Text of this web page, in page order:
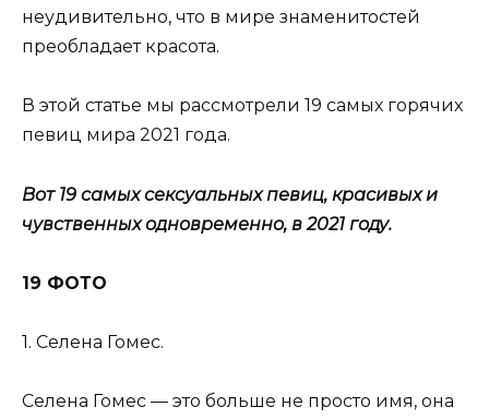
неудивительно, что в мире знаменитостей
преобладает красота.
В этой статье мы рассмотрели 19 самых горячих
певиц мира 2021 года.
Вот 19 самых сексуальных певиц, красивых и
чувственных одновременно, в 2021 году.
19 ФОТО
1. Селена Гомес.
Селена Гомес — это больше не просто имя, она